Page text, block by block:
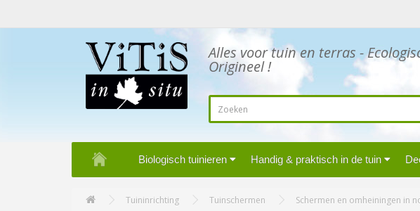
Alles voor tuin en terras -
Origineel !
Biologisch tuinieren Handig & praktisch in de tuin
Tuininrichting Tuinschermen Schermen en omheiningen in